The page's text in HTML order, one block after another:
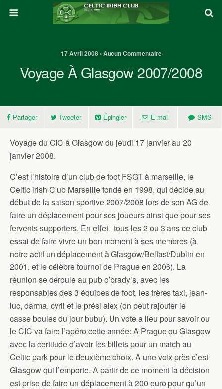
17 Avril 2008 • Aucun Commentaire
Voyage À Glasgow 2007/2008
Partager Tweeter Épingler E-mail SMS
Voyage du CIC à Glasgow du jeudi 17 janvier au 20
janvier 2008.
C’est l’histoire d’un club de foot FSGT à marseille, le
Celtic irish Club Marseille fondé en 1998, qui décide au
début de la saison sportive 2007/2008 lors de son AG de
faire un déplacement pour ses joueurs ainsi que pour ses
fervents supporters. En effet , tous les 2 ou 3 ans ce club
essai de faire vivre un bon moment à ses membres (à
notre actif un déplacement à Glasgow/Belfast/Dublin en
2001, et le célèbre tournoi de Prague en 2006). La
réunion se déroule au pub o’brady’s, avec les
responsables des 3 équipes de foot, les frères taxi, jean-
luc, darma, cyril et le prési alex (on peut rajouter le
casse boules du jour bubu). Un vote a lieu pour savoir ou
le CIC va faire l’apéro cette année: A Prague ou Glasgow
avec la certitude d’avoir les billets pour un match au
Celtic park pour le deuxième choix. A une voix près c’est
Glasgow qui l’emporte. A partir de ce moment la décision
est prise de faire un déplacement à 200 euro pour qu’un